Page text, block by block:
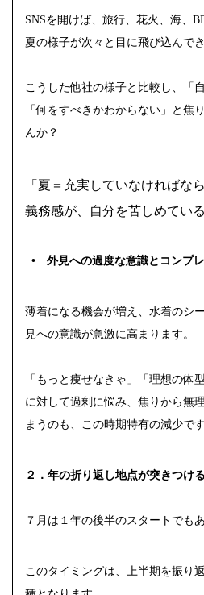
SNSを開けば、旅行、花火、海、
夏の様子が次々と目に飛び込んでき
こうした他社の様子と比較し、「
「何をすべきかわからない」と焦
んか？
「夏＝充実していなければな
義務感が、自分を苦しめている
• 外見への過度な意識とコンプ
薄着になる機会が増え、水着のシ
見への意識が急激に高まります。
「もっと痩せなきゃ」「理想の体
に対して過剰に悩み、焦りから無
まうのも、この時期特有の減少です
２．年の折り返し地点が突きつけ
７月は１年の後半のスタートでも
このタイミングは、上半期を振り